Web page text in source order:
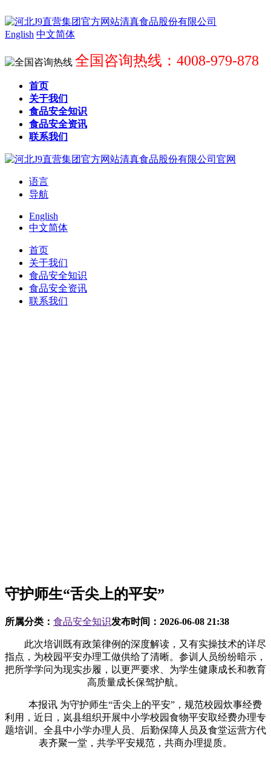
English 中文简体
全国咨询热线：4008-979-878
首页
关于我们
食品安全知识
食品安全资讯
联系我们
语言
导航
English
中文简体
首页
关于我们
食品安全知识
食品安全资讯
联系我们
守护师生“舌尖上的平安”
所属分类： 食品安全知识发布时间： 2026-06-08 21:38
此次培训既有政策律例的深度解读，又有实操技术的详尽
指点，为校园平安办理工做供给了清晰。参训人员纷纷暗示，
把所学学问为现实步履，以更严要求、为学生健康成长和教育
高质量成长保驾护航。
本报讯 为守护师生“舌尖上的平安”，规范校园炊事经费
利用，近日，岚县组织开展中小学校园食物平安取经费办理专
题培训。全县中小学办理人员、后勤保障人员及食堂运营方代
表齐聚一堂，共学平安规范，共商办理提质。